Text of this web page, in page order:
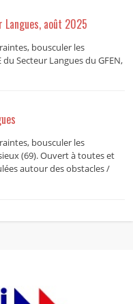
Langues, août 2025
bousculer les
Secteur Langues du GFEN,
bousculer les
(69). Ouvert à toutes et
autour des obstacles /